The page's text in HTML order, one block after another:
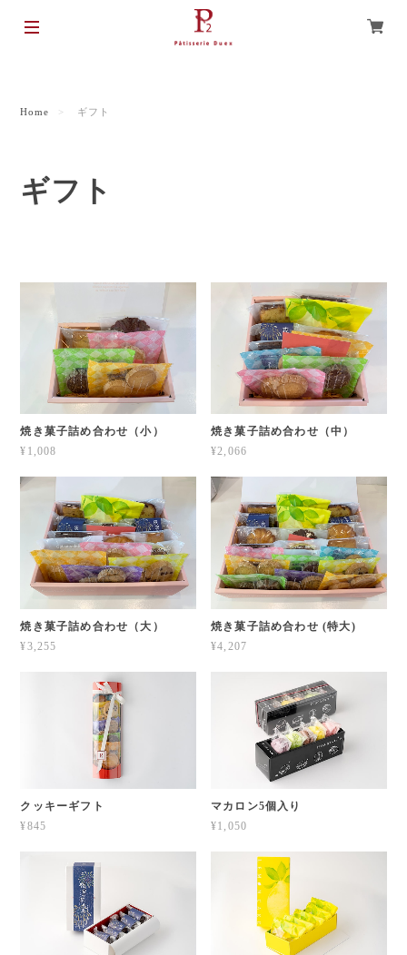
Home ギフト
ギフト
焼き菓子詰め合わせ（小）
¥1,008
焼き菓子詰め合わせ（中）
¥2,066
焼き菓子詰め合わせ（大）
¥3,255
焼き菓子詰め合わせ (特大)
¥4,207
クッキーギフト
¥845
マカロン5個入り
¥1,050